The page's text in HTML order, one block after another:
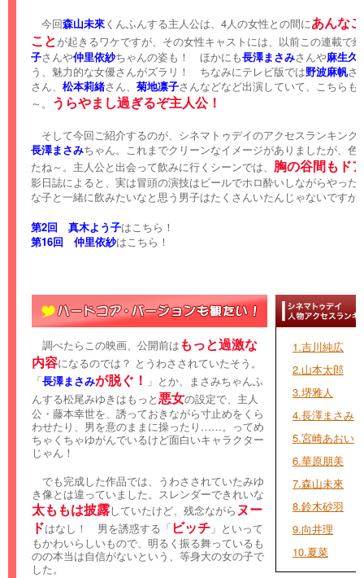
今回森山未來くんふんする主人公は、4人の女性との間にあんな
ことが起きるワケですが、その女性キャストには、以前この連載で
子さんや仲里依紗ちゃんの姿も！ ほかにも長澤まさみさんや麻生久
う、魅力的な女優さんがズラリ！ ちなみにテレビ版では野波麻帆さ
さん、 松本莉緒さん、 菊地凛子さんなどなど出演していて、こちらも
～。 うらやまし過ぎるぞ主人公！
そして今回ご紹介するのが、シネマトゥデイのアクセスランキング
長澤まさみちゃん。これまでクリーンなイメージがありましたが、色
たね～。主人公と出会って飲みに行くシーンでは、 胸の谷間もド
影日誌によると、実は冒頭の演技はビールでホロ酔いしながらやった
な子と一緒に飲みたいなと思う男子はたくさんいたんじゃないですか
第2回 真木よう子はこちら！
第16回 仲里依紗はこちら！
調べたらこの映画、公開前は もっと過激な
内容になるのでは？ とうわさされていたそう。
「長澤まさみが脱ぐ！ 」とか、まさみちゃんふ
んする松尾みゆきはもっと悪女の設定で、主人
公・藤本幸世を、誘っておきながら寸止めをくら
わせたり、男を意のままに操ったり……。ってめ
ちゃくちゃゆがんでいるけど面白いキャラクター
じゃん！
でも完成した作品では、うわさされていたみゆ
き像とは違っていました。スレンダーできれいな
太ももは披露していたけど、残念ながら ヌー
ドはなし！ 男を誘惑する「 ビッチ 」といって
もかわいらしいもので、明るく振る舞っているも
のの本当は自信がないという、等身大の女の子で
した。
1.吉川純広
2.山本太郎
3.堺雅人
4.長澤まさみ
5.宮崎あおい
6.華原朋美
7.森山未來
8.鈴木砂羽
9.向井理
10.夏菜